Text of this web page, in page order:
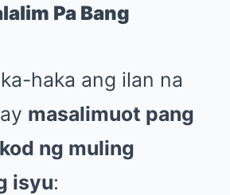
Pa Bang
haka ang ilan na
masalimuot pang
ng muling
isyu: